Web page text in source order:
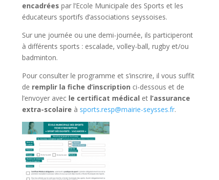
encadrées par l’Ecole Municipale des Sports et les
éducateurs sportifs d’associations seyssoises.
Sur une journée ou une demi-journée, ils participeront
à différents sports : escalade, volley-ball, rugby et/ou
badminton.
Pour consulter le programme et s’inscrire, il vous suffit
de remplir la fiche d’inscription ci-dessous et de
l’envoyer avec le certificat médical et l’assurance
extra-scolaire à sports.resp@mairie-seysses.fr.